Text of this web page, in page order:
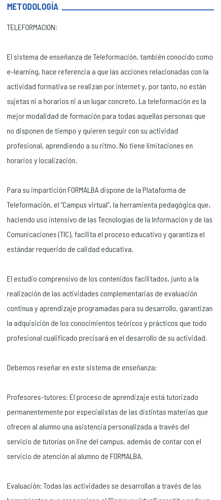
METODOLOGÍA
TELEFORMACION:
El sistema de enseñanza de Teleformación, también conocido como
e-learning, hace referencia a que las acciones relacionadas con la
actividad formativa se realizan por internet y, por tanto, no están
sujetas ni a horarios ni a un lugar concreto. La teleformación es la
mejor modalidad de formación para todas aquellas personas que
no disponen de tiempo y quieren seguir con su actividad
profesional, aprendiendo a su ritmo. No tiene limitaciones en
horarios y localización.
Para su impartición FORMALBA dispone de la Plataforma de
Teleformación, el “Campus virtual”, la herramienta pedagógica que,
haciendo uso intensivo de las Tecnologías de la Información y de las
Comunicaciones (TIC), facilita el proceso educativo y garantiza el
estándar requerido de calidad educativa.
El estudio comprensivo de los contenidos facilitados, junto a la
realización de las actividades complementarias de evaluación
continua y aprendizaje programadas para su desarrollo, garantizan
la adquisición de los conocimientos teóricos y prácticos que todo
profesional cualificado precisará en el desarrollo de su actividad.
Debemos reseñar en este sistema de enseñanza:
Profesores-tutores: El proceso de aprendizaje está tutorizado
permanentemente por especialistas de las distintas materias que
ofrecen al alumno una asistencia personalizada a través del
servicio de tutorías on line del campus, además de contar con el
servicio de atención al alumno de FORMALBA.
Evaluación: Todas las actividades se desarrollan a través de las